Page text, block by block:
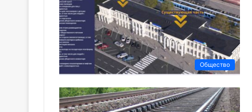
Общество